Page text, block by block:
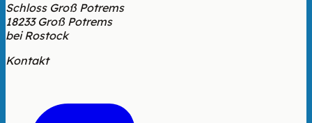
Schloss Groß Potrems
18233 Groß Potrems
bei Rostock
Kontakt